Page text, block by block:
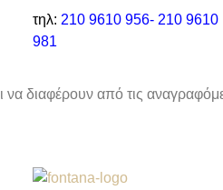
τηλ: 210 9610 956- 210 9610
981
να διαφέρουν από τις